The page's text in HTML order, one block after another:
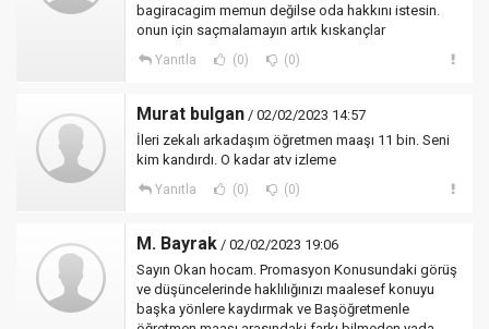
bagiracagim memun değilse oda hakkını istesin.
onun için saçmalamayın artık kıskançlar
Yanıtla (0) (0)
Murat bulgan / 02/02/2023 14:57
İleri zekalı arkadaşım öğretmen maaşı 11 bin. Seni
kim kandırdı. O kadar atv izleme
Yanıtla (0) (0)
M. Bayrak / 02/02/2023 19:06
Sayın Okan hocam. Promasyon Konusundaki görüş
ve düşüncelerinde haklılığınızı maalesef konuyu
başka yönlere kaydırmak ve Başöğretmenle